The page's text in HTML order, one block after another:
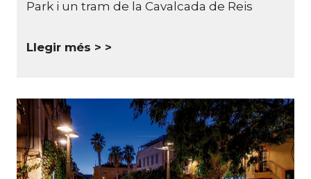
Park i un tram de la Cavalcada de Reis
Llegir més >